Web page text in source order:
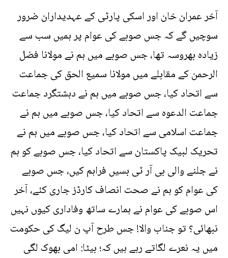
آخر عمران خان اور اسکی پارٹی کے عہدیداران ضرور
سوچیں گے کہ جس صوبے کی عوام پر ہمیں سب سے
زیادہ بھروسہ تھا، جس صوبے میں ہم نے مولانا فضل
الرحمن کے مقابلے میں مولانا سمیع الحق کی جماعت
سے اتحاد کیا، جس صوبے میں ہم نے دہشتگرد جماعت
جماعت الدعوہ سے اتحاد کیا، جس صوبے میں ہم نے
جماعت اسلامی سے اتحاد کیا، جس صوبے میں ہم نے
تحریک لبیک پاکستان سے اتحاد کیا، جس صوبے کو ہم
نے جلنے والی بی آر ٹی بسیں فراہم کیں، جس صوبے
کی عوام کو ہم نے صحت انصاف کارڈز جاری کئے، آخر
اس صوبے کی عوام نے ہمارے ساتھ وفاداری کیوں نہیں
نبھائی؟ تو جناب والا! جس طرح آپ ن لیگ کی حکومت
میں یہ نعرے لگاتے رہے ہیں کہ؛ بیٹا: امی بھوک لگی